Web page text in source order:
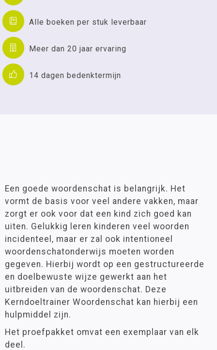
Alle boeken per stuk leverbaar
Meer dan 20 jaar ervaring
14 dagen bedenktermijn
Een goede woordenschat is belangrijk. Het
vormt de basis voor veel andere vakken, maar
zorgt er ook voor dat een kind zich goed kan
uiten. Gelukkig leren kinderen veel woorden
incidenteel, maar er zal ook intentioneel
woordenschatonderwijs moeten worden
gegeven. Hierbij wordt op een gestructureerde
en doelbewuste wijze gewerkt aan het
uitbreiden van de woordenschat. Deze
Kerndoeltrainer Woordenschat kan hierbij een
hulpmiddel zijn.
Het proefpakket omvat een exemplaar van elk
deel.